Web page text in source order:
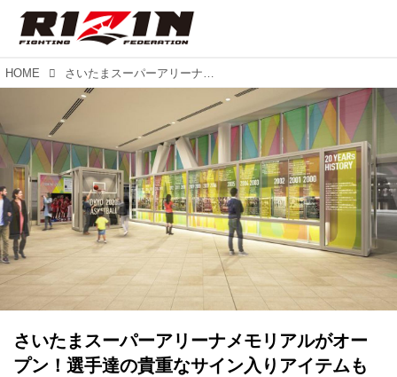
HOME さいたまスーパーアリーナメモリアルがオープン！選手達の貴重なサイン入りアイテムも展示中！
さいたまスーパーアリーナメモリアルがオー
プン！選手達の貴重なサイン入りアイテムも